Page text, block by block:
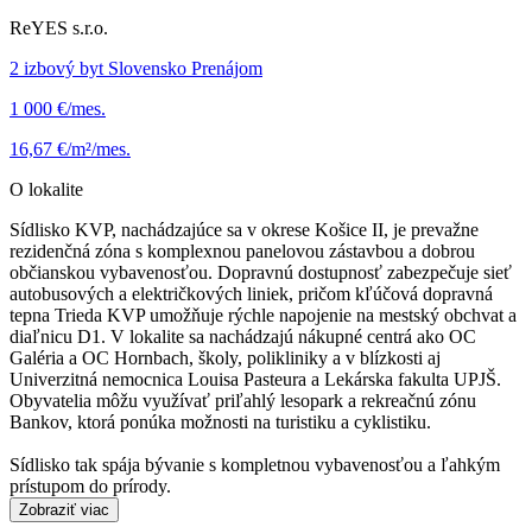
ReYES s.r.o.
2 izbový byt Slovensko Prenájom
1 000 €/mes.
16,67 €/m²/mes.
O lokalite
Sídlisko KVP, nachádzajúce sa v okrese Košice II, je prevažne
rezidenčná zóna s komplexnou panelovou zástavbou a dobrou
občianskou vybavenosťou. Dopravnú dostupnosť zabezpečuje sieť
autobusových a električkových liniek, pričom kľúčová dopravná
tepna Trieda KVP umožňuje rýchle napojenie na mestský obchvat a
diaľnicu D1. V lokalite sa nachádzajú nákupné centrá ako OC
Galéria a OC Hornbach, školy, polikliniky a v blízkosti aj
Univerzitná nemocnica Louisa Pasteura a Lekárska fakulta UPJŠ.
Obyvatelia môžu využívať priľahlý lesopark a rekreačnú zónu
Bankov, ktorá ponúka možnosti na turistiku a cyklistiku.
Sídlisko tak spája bývanie s kompletnou vybavenosťou a ľahkým
prístupom do prírody.
Zobraziť viac